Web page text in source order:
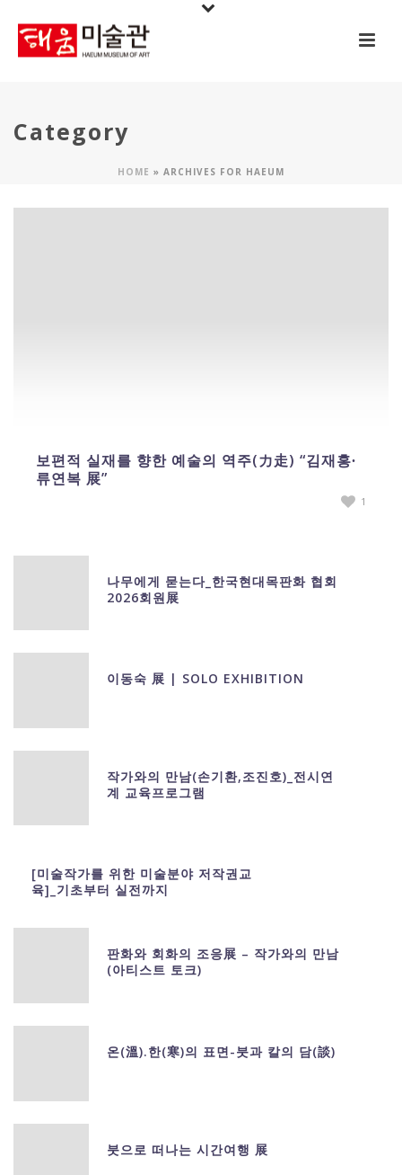
Category
HOME » ARCHIVES FOR HAEUM
보편적 실재를 향한 예술의 역주(力走) “김재홍∙
류연복 展”
1
나무에게 묻는다_한국현대목판화 협회
2026회원展
이동숙 展 | SOLO EXHIBITION
작가와의 만남(손기환,조진호)_전시연
계 교육프로그램
[미술작가를 위한 미술분야 저작권교
육]_기초부터 실전까지
판화와 회화의 조응展 – 작가와의 만남
(아티스트 토크)
온(溫).한(寒)의 표면-붓과 칼의 담(談)
붓으로 떠나는 시간여행 展